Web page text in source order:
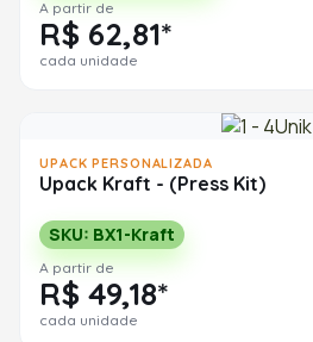
A partir de
R$ 62,81*
cada unidade
UPACK PERSONALIZADA
Upack Kraft - (Press Kit)
SKU: BX1-Kraft
A partir de
R$ 49,18*
cada unidade